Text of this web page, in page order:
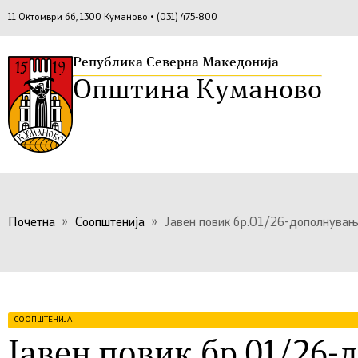
11 Октомври бб, 1300 Куманово • (031) 475-800
Република Северна Македонија
Општина Куманово
Почетна » Соопштенија » Јавен повик бр.01/26-
СООПШТЕНИЈА